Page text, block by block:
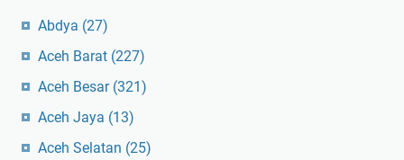
Abdya (27)
Aceh Barat (227)
Aceh Besar (321)
Aceh Jaya (13)
Aceh Selatan (25)